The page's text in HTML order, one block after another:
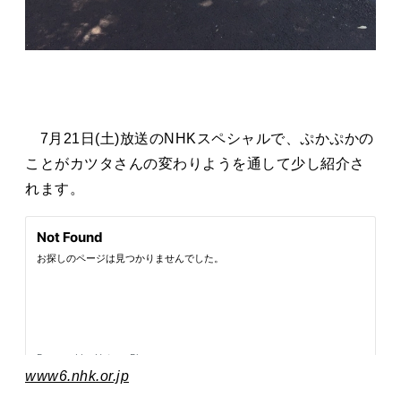
7月21日(土)放送のNHKスペシャルで、ぷかぷかの
ことがカツタさんの変わりようを通して少し紹介さ
れます。
www6.nhk.or.jp